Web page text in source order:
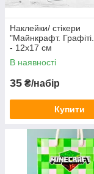
Наклейки/ стікери
"Майнкрафт.
- 12х17 см
В наявності
35 ₴/набір
Купити